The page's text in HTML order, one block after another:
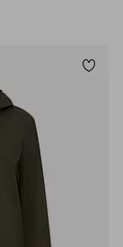
Tilføj